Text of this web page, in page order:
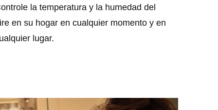
la temperatura y la humedad del
en su hogar en cualquier momento y en
lugar.